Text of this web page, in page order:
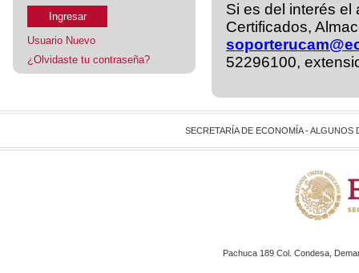
Ingresar
Usuario Nuevo
¿Olvidaste tu contraseña?
Si es del interés
Certificados,
52296100,
SECRETARÍA DE ECONOMÍA -
Pachuca 189 Col. Condesa,